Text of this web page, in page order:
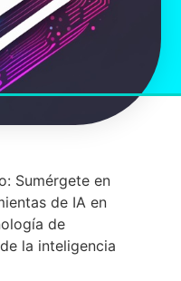
Sumérgete en
de IA en
de
la inteligencia